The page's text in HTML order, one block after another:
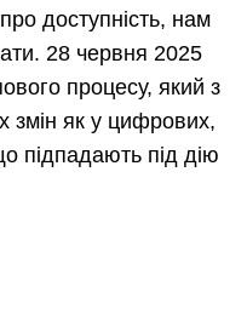
доступність, нам
28 червня 2025
процесу, який з
змін як у цифрових,
підпадають під дію